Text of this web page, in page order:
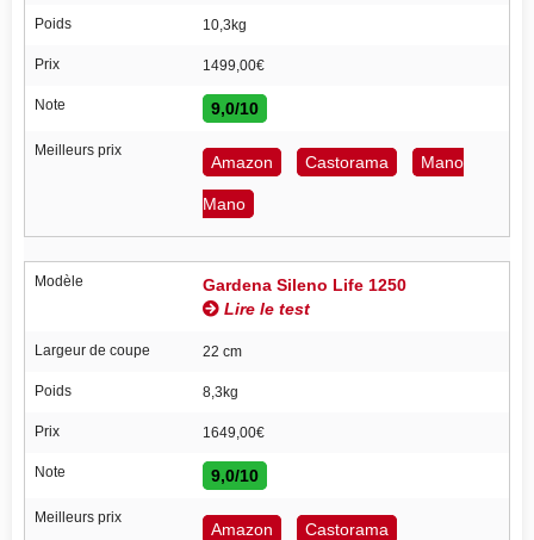
Poids 10,3kg
Prix 1499,00€
Note 9,0/10
Meilleurs prix
Amazon Castorama Mano
Mano
Modèle
Gardena Sileno Life 1250
Lire le test
Largeur de coupe 22 cm
Poids 8,3kg
Prix 1649,00€
Note 9,0/10
Meilleurs prix
Amazon Castorama